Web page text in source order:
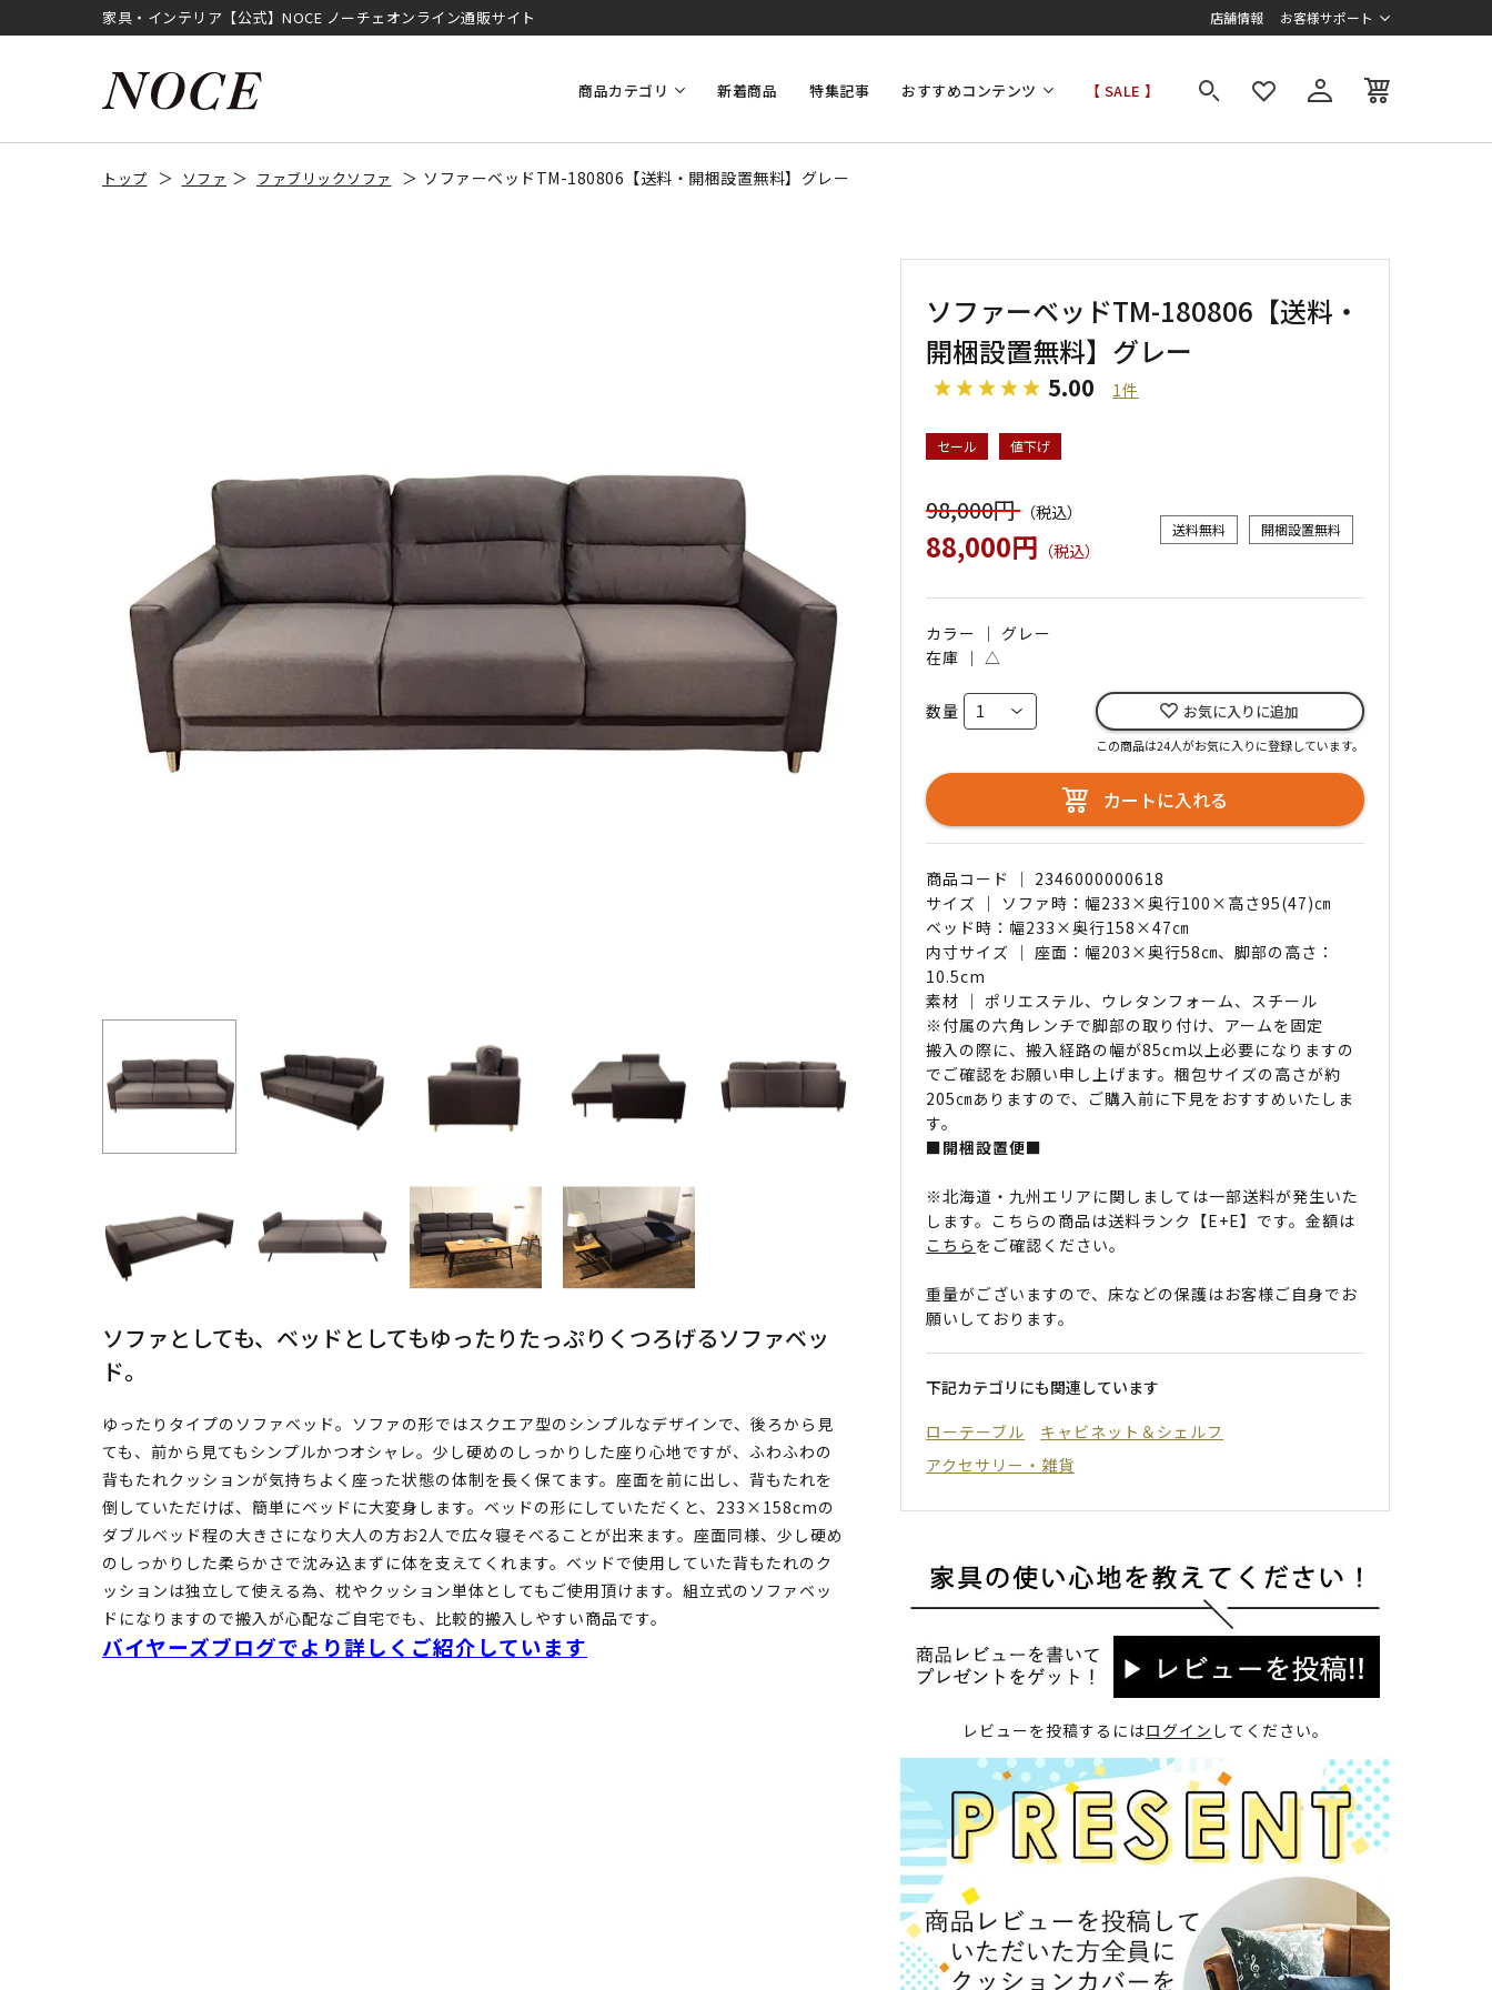
家具・インテリア【公式】NOCE ノーチェオンライン通販サイト 店舗情報 お客様サポート
商品カテゴリ 新着商品 特集記事 おすすめコンテンツ 【 SALE 】
トップ ソファ ファブリックソファ ソファーベッドTM-180806【送料・開梱設置無料】グレー
ソファとしても、ベッドとしてもゆったりたっぷりくつろげるソファベッ
ド。
ゆったりタイプのソファベッド。ソファの形ではスクエア型のシンプルなデザインで、後ろから見
ても、前から見てもシンプルかつオシャレ。少し硬めのしっかりした座り心地ですが、ふわふわの
背もたれクッションが気持ちよく座った状態の体制を長く保てます。座面を前に出し、背もたれを
倒していただけば、簡単にベッドに大変身します。ベッドの形にしていただくと、233×158cmの
ダブルベッド程の大きさになり大人の方お2人で広々寝そべることが出来ます。座面同様、少し硬め
のしっかりした柔らかさで沈み込まずに体を支えてくれます。ベッドで使用していた背もたれのク
ッションは独立して使える為、枕やクッション単体としてもご使用頂けます。組立式のソファベッ
ドになりますので搬入が心配なご自宅でも、比較的搬入しやすい商品です。
バイヤーズブログでより詳しくご紹介しています
ソファーベッドTM-180806【送料・
開梱設置無料】グレー
5.00 1件
セール 値下げ
98,000円（税込）
88,000円 （税込）
送料無料 開梱設置無料
カラー ｜ グレー
在庫 ｜△
数量 お気に入りに追加
この商品は24人がお気に入りに登録しています。
カートに入れる
商品コード ｜ 2346000000618
サイズ ｜ ソファ時：幅233×奥行100×高さ95(47)㎝
ベッド時：幅233×奥行158×47㎝
内寸サイズ ｜ 座面：幅203×奥行58㎝、脚部の高さ：
10.5cm
素材 ｜ ポリエステル、ウレタンフォーム、スチール
※付属の六角レンチで脚部の取り付け、アームを固定
搬入の際に、搬入経路の幅が85cm以上必要になりますの
でご確認をお願い申し上げます。梱包サイズの高さが約
205㎝ありますので、ご購入前に下見をおすすめいたしま
す。
■開梱設置便■
※北海道・九州エリアに関しましては一部送料が発生いた
します。こちらの商品は送料ランク【E+E】です。金額は
こちら をご確認ください。
重量がございますので、床などの保護はお客様ご自身でお
願いしております。
下記カテゴリにも関連しています
ローテーブル
キャビネット＆シェルフ
アクセサリー・雑貨
レビューを投稿するにはログイン してください。